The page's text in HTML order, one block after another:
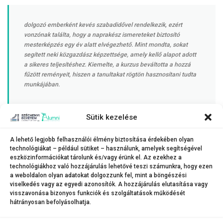
Sütik kezelése
A lehető legjobb felhasználói élmény biztosítása érdekében olyan
technológiákat – például sütiket – használunk, amelyek segítségével
eszközinformációkat tárolunk és/vagy érünk el. Az ezekhez a
technológiákhoz való hozzájárulás lehetővé teszi számunkra, hogy ezen
a weboldalon olyan adatokat dolgozzunk fel, mint a böngészési
viselkedés vagy az egyedi azonosítók. A hozzájárulás elutasítása vagy
visszavonása bizonyos funkciók és szolgáltatások működését
hátrányosan befolyásolhatja.
dolgozó emberként kevés szabadidővel rendelkezik, ezért
vonzónak találta, hogy a naprakész ismereteket biztosító
mesterképzés egy év alatt elvégezhető. Mint mondta, sokat
segített neki közgazdász képzettsége, amely kellő alapot adott
a sikeres teljesítéshez. Kiemelte, a kurzus beváltotta a hozzá
fűzött reményeit, hiszen a tanultakat rögtön hasznosítani tudta
munkájában.
Bár csak néhány napja záróvizsgázott, de már be is adta jelentkezését az
naprakész akar maradni az ESG-terület még alakuló rendszerében, annak
folyamatosan képeznie kell magát.
A mesterszakról itt olvashatótájékoztató, jelentkezni pedig február 15-ig
lehet afelvi.hu oldalon keresztül.